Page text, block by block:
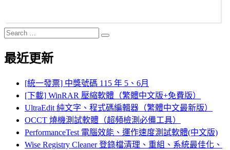
Search
for:
Search
最近更新
[統一發票] 中獎號碼 115 年 5、6月
[下載] WinRAR 壓縮軟體（繁體中文版+免費版）
UltraEdit 純文字、程式碼編輯器（繁體中文最新版）
OCCT 燒機測試軟體（超頻檢測必備工具）
PerformanceTest 電腦效能、運作速度測試軟體(中文版)
Wise Registry Cleaner 登錄檔清理、重組、系統最佳化、